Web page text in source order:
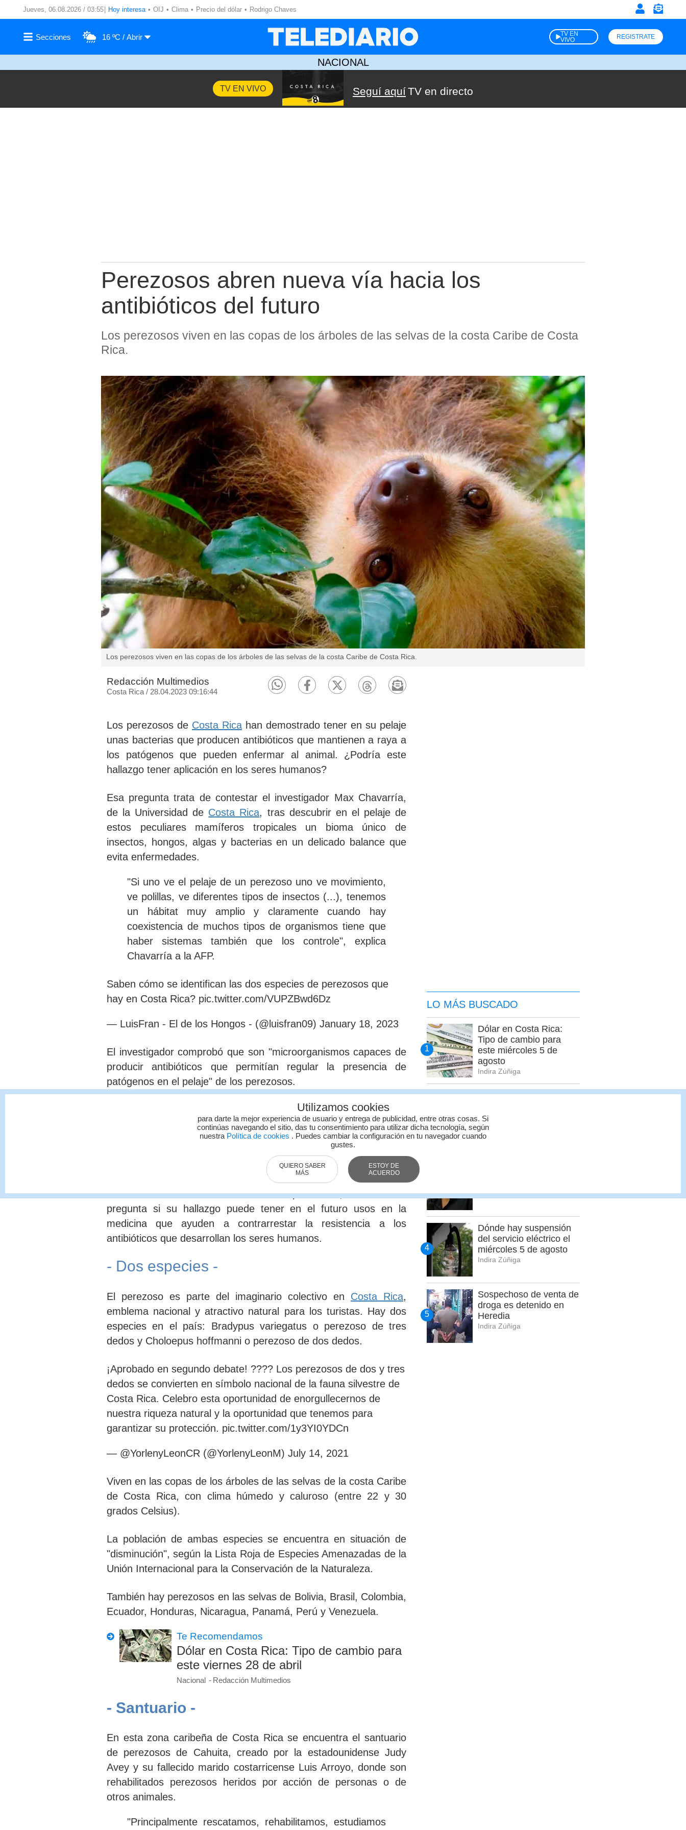
Jueves, 06.08.2026 / 03:55 Hoy interesa OIJ Clima Precio del dólar Rodrigo Chaves
16 ºC
TV EN
VIVO
REGISTRATE
NACIONAL
Seguí aquíTV en directo
TV EN VIVO
Perezosos abren nueva vía hacia los
antibióticos del futuro
Los perezosos viven en las copas de los árboles de las selvas de la costa Caribe de Costa
Rica.
Los perezosos viven en las copas de los árboles de las selvas de la costa Caribe de Costa Rica.
Redacción Multimedios
Costa Rica/ 28.04.2023 09:16:44
Los perezosos de Costa Rica han demostrado tener en su pelaje
unas bacterias que producen antibióticos que mantienen a raya a
los patógenos que pueden enfermar al animal. ¿Podría este
hallazgo tener aplicación en los seres humanos?
Esa pregunta trata de contestar el investigador Max Chavarría,
de la Universidad de Costa Rica, tras descubrir en el pelaje de
estos peculiares mamíferos tropicales un bioma único de
insectos, hongos, algas y bacteriasen un delicado balance que
evita enfermedades.
"Si uno ve el pelaje de un perezoso uno ve movimiento,
ve polillas, ve diferentes tipos de insectos (...), tenemos
un hábitat muy amplio y claramente cuando hay
coexistencia de muchos tipos de organismos tiene que
haber sistemas también que los controle", explica
Chavarría a la AFP.
Saben cómo se identifican las dos especies de perezosos que
hay en Costa Rica? pic.twitter.com/VUPZBwd6Dz
— LuisFran - El de los Hongos - (@luisfran09) January 18, 2023
El investigador comprobó que son "microorganismos capaces de
producir antibióticos que permitían regular la presencia de
patógenos en el pelaje"de los perezosos.
Son bacterias pertenecientes al orden de los
micrococcales, principalmente de los géneros Rothia y
", precisa el investigador, cuyo
descubrimiento se publicó en la revista científica
Tras descubrir estosantibióticos en los perezosos, Chavarría se
pregunta si su hallazgo puede tener en el futuro usos en la
medicina que ayuden a contrarrestar la resistencia a los
antibióticos que desarrollan los seres humanos.
- Dos especies -
El perezoso es parte del imaginario colectivo en Costa Rica,
emblema nacional y atractivo natural para los turistas. Hay dos
especies en el país: Bradypus variegatus o perezoso de tres
dedos y Choloepus hoffmanni o perezoso de dos dedos.
¡Aprobado en segundo debate! ???? Los perezosos de dos y tres
dedos se convierten en símbolo nacional de la fauna silvestre de
Costa Rica. Celebro esta oportunidad de enorgullecernos de
nuestra riqueza natural y la oportunidad que tenemos para
garantizar su protección. pic.twitter.com/1y3YI0YDCn
— @YorlenyLeonCR (@YorlenyLeonM) July 14, 2021
Viven en las copas de los árboles de las selvas de la costa Caribe
de Costa Rica, con clima húmedo y caluroso (entre 22 y 30
grados Celsius).
La población de ambas especies se encuentra en situación de
"disminución", según la Lista Roja de Especies Amenazadas de la
Unión Internacional para la Conservación de la Naturaleza.
También hay perezosos en las selvas de Bolivia, Brasil, Colombia,
Ecuador, Honduras, Nicaragua, Panamá, Perú y Venezuela.
Te Recomendamos
Dólar en Costa Rica: Tipo de cambio para
este viernes 28 de abril
Nacional Redacción Multimedios
- Santuario -
En esta zona caribeña de Costa Rica se encuentra el santuario
de perezosos de Cahuita, creado por la estadounidense Judy
Avey y su fallecido marido costarricense Luis Arroyo, donde son
rehabilitados perezosos heridos por acción de personas o de
otros animales.
"Principalmente rescatamos, rehabilitamos, estudiamos
LO MÁS BUSCADO
Dólar en Costa Rica:
Tipo de cambio para
este miércoles 5 de
agosto
Indira Zúñiga
Estos son los nuevos
combustibles a partir del
jueves 6 de agosto
Indira Zúñiga
Cristian Segura
Dónde hay suspensión
del servicio eléctrico el
miércoles 5 de agosto
Indira Zúñiga
Sospechoso de venta de
droga es detenido en
Heredia
Indira Zúñiga
Utilizamos cookies
para darte la mejor experiencia de usuario y entrega de publicidad, entre otras cosas. Si
continúas navegando el sitio, das tu consentimiento para utilizar dicha tecnología, según
nuestra Política de cookies . Puedes cambiar la configuración en tu navegador cuando
gustes.
QUIERO SABER
MÁS
ESTOY DE
ACUERDO